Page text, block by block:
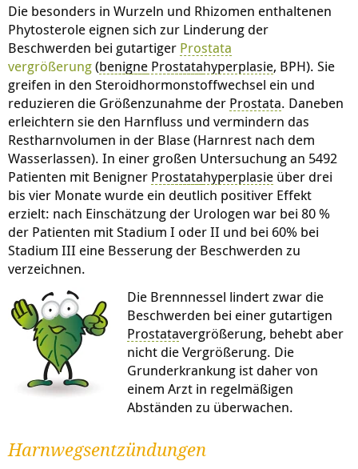
Die besonders in Wurzeln und Rhizomen enthaltenen
Phytosterole eignen sich zur Linderung der
Beschwerden bei gutartiger Prostata
vergrößerung(benigne Prostatahyperplasie, BPH). Sie
greifen in den Steroidhormonstoffwechsel ein und
reduzieren die Größenzunahme der Prostata. Daneben
erleichtern sie den Harnfluss und vermindern das
Restharnvolumen in der Blase (Harnrest nach dem
Wasserlassen). In einer großen Untersuchung an 5492
Patienten mit Benigner Prostatahyperplasie über drei
bis vier Monate wurde ein deutlich positiver Effekt
erzielt: nach Einschätzung der Urologen war bei 80 %
der Patienten mit Stadium I oder II und bei 60% bei
Stadium III eine Besserung der Beschwerden zu
verzeichnen.
Die Brennnessel lindert zwar die
Beschwerden bei einer gutartigen
Prostatavergrößerung, behebt aber
nicht die Vergrößerung. Die
Grunderkrankung ist daher von
einem Arzt in regelmäßigen
Abständen zu überwachen.
Harnwegsentzündungen